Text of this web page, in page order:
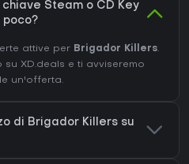
Steam o CD Key
poco?
attive per Brigador Killers.
XD.deals e ti avviseremo
un'offerta.
di Brigador Killers su